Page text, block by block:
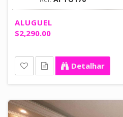
ALUGUEL
$2,290.00
Detalhar